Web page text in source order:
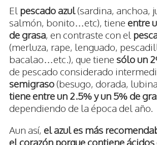
El pescado azul(sardina, anchoa,
salmón, bonito…etc), tiene entre
de grasa, en contraste con el
(merluza, rape, lenguado,
bacalao…etc.), que tiene sólo un
de pescado considerado
semigraso(besugo, dorada,
tiene entre un 2.5% y un 5% de
dependiendo de la época del año.
Aun así, el azul es más
el corazón porque contiene ácidos